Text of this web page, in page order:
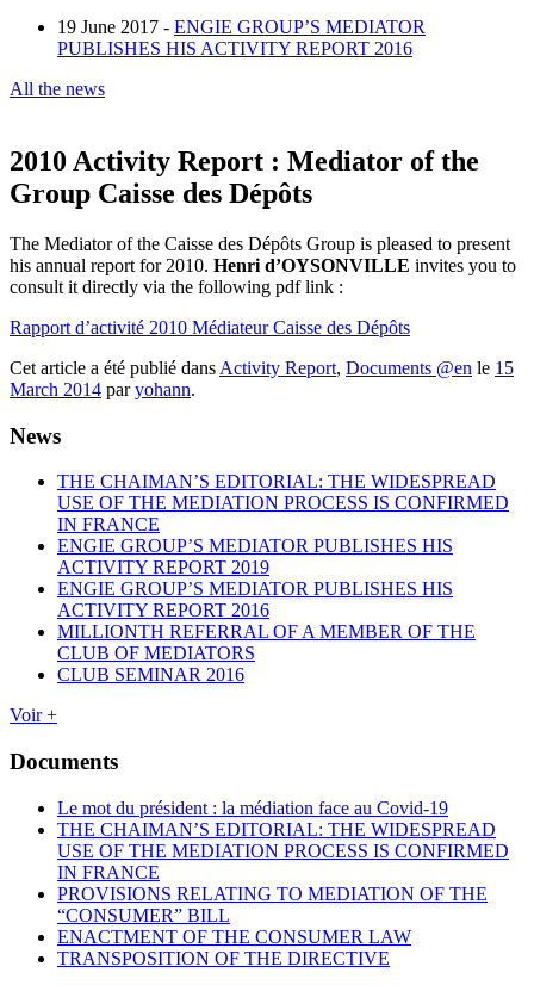
19 June 2017 - ENGIE GROUP’S MEDIATOR
PUBLISHES HIS ACTIVITY REPORT 2016
All the news
2010 Activity Report : Mediator of the
Group Caisse des Dépôts
The Mediator of the Caisse des Dépôts Group is pleased to present
his annual report for 2010. Henri d’OYSONVILLE invites you to
consult it directly via the following pdf link :
Rapport d’activité 2010 Médiateur Caisse des Dépôts
Cet article a été publié dans Activity Report, Documents @en le 15
March 2014 paryohann.
News
THE CHAIMAN’S EDITORIAL: THE WIDESPREAD
USE OF THE MEDIATION PROCESS IS CONFIRMED
IN FRANCE
ENGIE GROUP’S MEDIATOR PUBLISHES HIS
ACTIVITY REPORT 2019
ENGIE GROUP’S MEDIATOR PUBLISHES HIS
ACTIVITY REPORT 2016
MILLIONTH REFERRAL OF A MEMBER OF THE
CLUB OF MEDIATORS
CLUB SEMINAR 2016
Voir +
Documents
Le mot du président : la médiation face au Covid-19
THE CHAIMAN’S EDITORIAL: THE WIDESPREAD
USE OF THE MEDIATION PROCESS IS CONFIRMED
IN FRANCE
PROVISIONS RELATING TO MEDIATION OF THE
“CONSUMER” BILL
ENACTMENT OF THE CONSUMER LAW
TRANSPOSITION OF THE DIRECTIVE